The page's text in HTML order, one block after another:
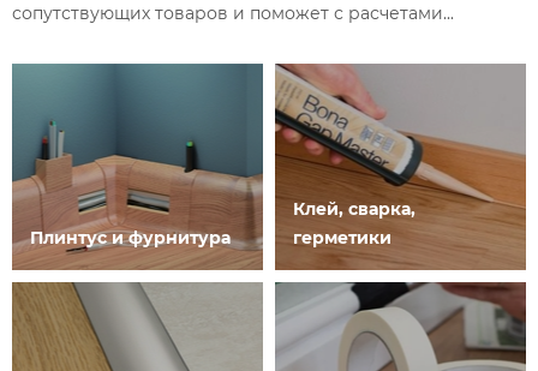
сопутствующих товаров и поможет с расчетами...
Плинтус и фурнитура
Клей, сварка,
герметики